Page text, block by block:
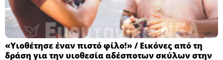
«Υιοθέτησε έναν πιστό φίλο!» / Εικόνες από τη
δράση για την υιοθεσία αδέσποτων σκύλων στην